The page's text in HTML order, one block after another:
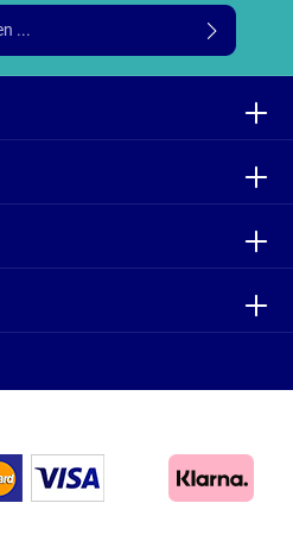
zur Kenntnis